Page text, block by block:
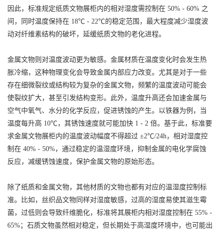
因此，标准规定纸质文物展柜内的相对湿度需控制在 50% - 60% 之
间，同时温度保持在 18℃ - 22℃的稳定范围，最大程度减少湿度波
动对纤维素结构的破坏，延缓纸质文物的老化进程。
金属文物则对温度波动更为敏感。金属材质在温度变化时会发生热
胀冷缩，这种物理变化会导致金属内部应力改变。尤其是对于一些
存在细微裂纹或结构较为复杂的金属文物，频繁的温度波动可能会
使裂纹扩大，甚至引发结构变形。此外，温度升高还会加速金属与
空气中氧气、水分的化学反应，促进锈蚀的产生。以铁器为例，当
温度每升高 10℃，其锈蚀速度就可能加快 1 - 2 倍。基于此，标准要
求金属文物展柜内的温度波动幅度不得超过 ±2℃/24h，相对湿度控
制在 40% - 50%，通过稳定的温湿度环境，抑制金属的电化学腐蚀
反应，减缓锈蚀速度，保护金属文物的原始形态。
除了纸质和金属文物，其他材质的文物也都有对应的温湿度控制标
准。比如，丝织品文物同样对湿度敏感，过高的湿度易使其滋生霉
菌，过低则会导致纤维脆化，标准将其展柜内相对湿度控制在 55% -
65%；石质文物虽然相对稳定，但长期处于高湿度环境中，也可能出